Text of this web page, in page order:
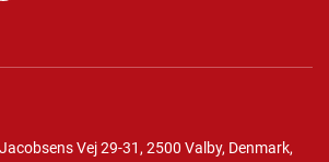
Vej 29-31, 2500 Valby, Denmark,